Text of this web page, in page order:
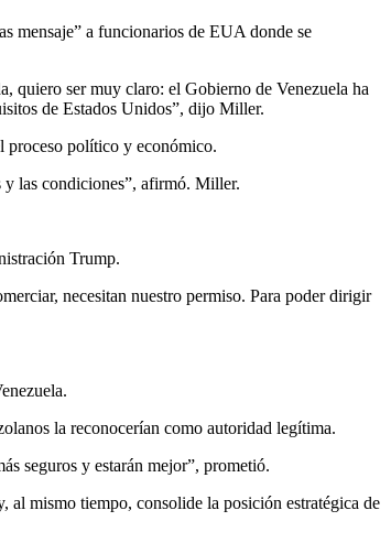
mensaje” a funcionarios de EUA donde se
quiero ser muy claro: el Gobierno de Venezuela ha
de Estados Unidos”, dijo Miller.
proceso político y económico.
y las condiciones”, afirmó. Miller.
Trump.
necesitan nuestro permiso. Para poder dirigir
la reconocerían como autoridad legítima.
seguros y estarán mejor”, prometió.
al mismo tiempo, consolide la posición estratégica de